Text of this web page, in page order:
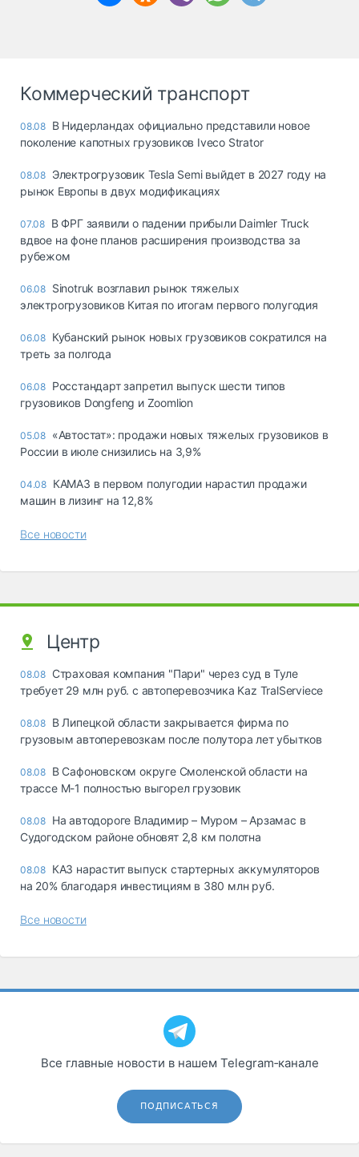
Коммерческий транспорт
08.08 В Нидерландах официально представили новое
поколение капотных грузовиков Iveco Strator
08.08 Электрогрузовик Tesla Semi выйдет в 2027 году на
рынок Европы в двух модификациях
07.08 В ФРГ заявили о падении прибыли Daimler Truck
вдвое на фоне планов расширения производства за
рубежом
06.08 Sinotruk возглавил рынок тяжелых
электрогрузовиков Китая по итогам первого полугодия
06.08 Кубанский рынок новых грузовиков сократился на
треть за полгода
06.08 Росстандарт запретил выпуск шести типов
грузовиков Dongfeng и Zoomlion
05.08 «Автостат»: продажи новых тяжелых грузовиков в
России в июле снизились на 3,9%
04.08 КАМАЗ в первом полугодии нарастил продажи
машин в лизинг на 12,8%
Все новости
Центр
08.08 Страховая компания "Пари" через суд в Туле
требует 29 млн руб. с автоперевозчика Kaz TralServiece
08.08 В Липецкой области закрывается фирма по
грузовым автоперевозкам после полутора лет убытков
08.08 В Сафоновском округе Смоленской области на
трассе М-1 полностью выгорел грузовик
08.08 На автодороге Владимир – Муром – Арзамас в
Судогодском районе обновят 2,8 км полотна
08.08 КАЗ нарастит выпуск стартерных аккумуляторов
на 20% благодаря инвестициям в 380 млн руб.
Все новости
Все главные новости в нашем Telegram‑канале
ПОДПИСАТЬСЯ